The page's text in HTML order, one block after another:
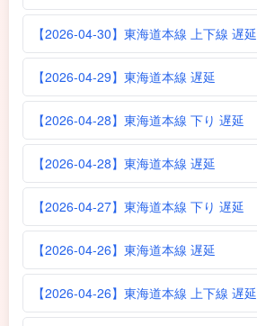
【2026-04-30】東海道本線 上下線 遅延
【2026-04-29】東海道本線 遅延
【2026-04-28】東海道本線 下り 遅延
【2026-04-28】東海道本線 遅延
【2026-04-27】東海道本線 下り 遅延
【2026-04-26】東海道本線 遅延
【2026-04-26】東海道本線 上下線 遅延